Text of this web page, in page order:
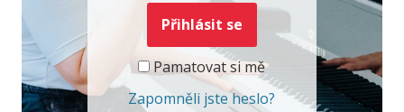
Pamatovat si mě
Zapomněli jste heslo?